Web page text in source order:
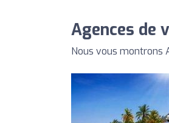
Agences de
Nous vous montrons